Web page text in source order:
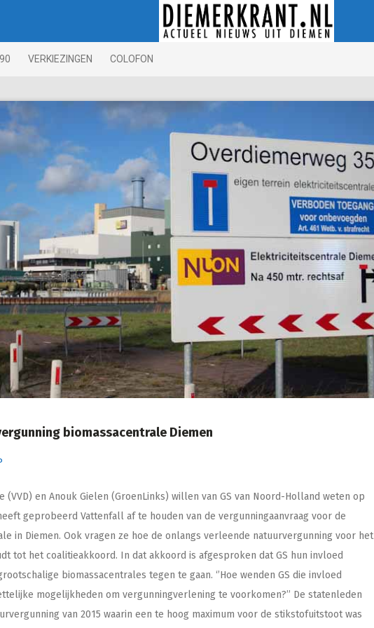
VERKIEZINGEN COLOFON
biomassacentrale Diemen
(VVD) en Anouk Gielen (GroenLinks) willen van GS van Noord-Holland weten op
geprobeerd Vattenfall af te houden van de vergunningaanvraag voor de
in Diemen. Ook vragen ze hoe de onlangs verleende natuurvergunning voor het
tot het coalitieakkoord. In dat akkoord is afgesproken dat GS hun invloed
biomassacentrales tegen te gaan. ‘’Hoe wenden GS die invloed
mogelijkheden om vergunningverlening te voorkomen?’’ De statenleden
van 2015 waarin een te hoog maximum voor de stikstofuitstoot was